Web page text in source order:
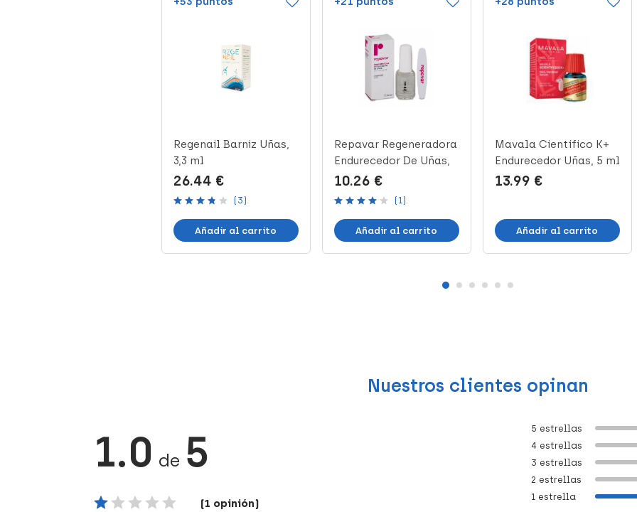
Regenail Barniz Uñas,
3,3 ml
26.44 €
(3)
Añadir al carrito
Repavar Regeneradora
Endurecedor De Uñas,
15 ml
10.26 €
(1)
Añadir al carrito
Mavala Científico K+
Endurecedor Uñas, 5 ml
13.99 €
Añadir al carrito
Nuestros clientes opinan
1.0 de 5
(1 opinión)
1 estrella
2 estrellas
3 estrellas
4 estrellas
5 estrellas